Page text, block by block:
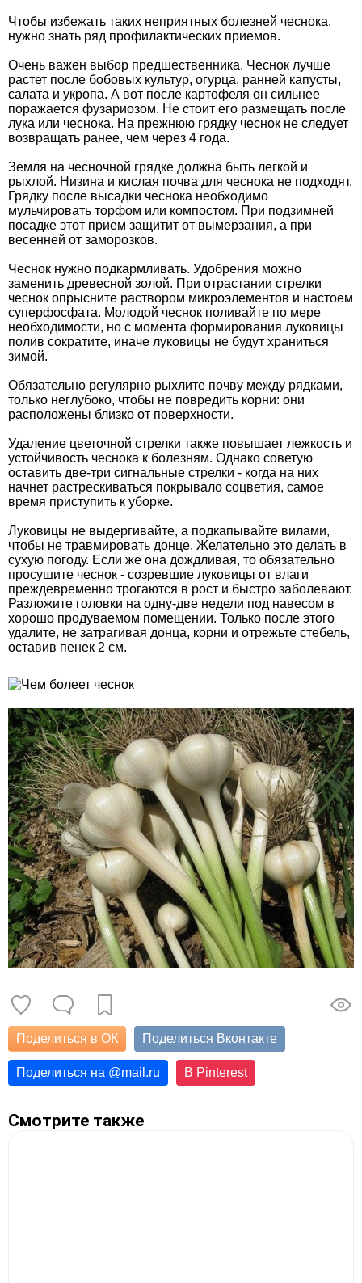
Чтобы избежать таких неприятных болезней чеснока,
нужно знать ряд профилактических приемов.
Очень важен выбор предшественника. Чеснок лучше
растет после бобовых культур, огурца, ранней капусты,
салата и укропа. А вот после картофеля он сильнее
поражается фузариозом. Не стоит его размещать после
лука или чеснока. На прежнюю грядку чеснок не следует
возвращать ранее, чем через 4 года.
Земля на чесночной грядке должна быть легкой и
рыхлой. Низина и кислая почва для чеснока не подходят.
Грядку после высадки чеснока необходимо
мульчировать торфом или компостом. При подзимней
посадке этот прием защитит от вымерзания, а при
весенней от заморозков.
Чеснок нужно подкармливать. Удобрения можно
заменить древесной золой. При отрастании стрелки
чеснок опрысните раствором микроэлементов и настоем
суперфосфата. Молодой чеснок поливайте по мере
необходимости, но с момента формирования луковицы
полив сократите, иначе луковицы не будут храниться
зимой.
Обязательно регулярно рыхлите почву между рядками,
только неглубоко, чтобы не повредить корни: они
расположены близко от поверхности.
Удаление цветочной стрелки также повышает лежкость и
устойчивость чеснока к болезням. Однако советую
оставить две-три сигнальные стрелки - когда на них
начнет растрескиваться покрывало соцветия, самое
время приступить к уборке.
Луковицы не выдергивайте, а подкапывайте вилами,
чтобы не травмировать донце. Желательно это делать в
сухую погоду. Если же она дождливая, то обязательно
просушите чеснок - созревшие луковицы от влаги
преждевременно трогаются в рост и быстро заболевают.
Разложите головки на одну-две недели под навесом в
хорошо продуваемом помещении. Только после этого
удалите, не затрагивая донца, корни и отрежьте стебель,
оставив пенек 2 см.
Поделиться в ОК Поделиться Вконтакте
Поделиться на @mail.ru В Pinterest
Смотрите также